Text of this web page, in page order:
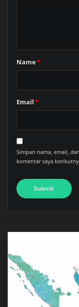
Name*
Email*
Simpan nama, email,
komentar saya